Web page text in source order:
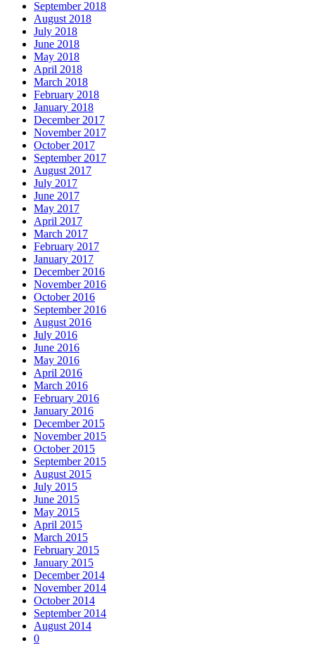
September 2018
August 2018
July 2018
June 2018
May 2018
April 2018
March 2018
February 2018
January 2018
December 2017
November 2017
October 2017
September 2017
August 2017
July 2017
June 2017
May 2017
April 2017
March 2017
February 2017
January 2017
December 2016
November 2016
October 2016
September 2016
August 2016
July 2016
June 2016
May 2016
April 2016
March 2016
February 2016
January 2016
December 2015
November 2015
October 2015
September 2015
August 2015
July 2015
June 2015
May 2015
April 2015
March 2015
February 2015
January 2015
December 2014
November 2014
October 2014
September 2014
August 2014
0